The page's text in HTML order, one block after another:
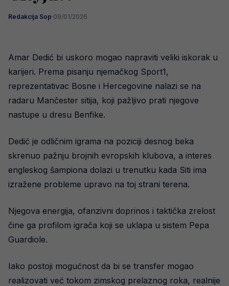
Redakcija Sop·09/01/2026
Amar Dedić bi uskoro mogao napraviti veliki iskorak u
karijeri. Prema pisanju njemačkog Sport1,
reprezentativac Bosne i Hercegovine nalazi se na
radaru Mančester sitija, koji pažljivo prati njegove
nastupe u dresu Benfike.
Dedić je odličnim igrama na poziciji desnog beka
skrenuo pažnju brojnih evropskih klubova, a interes
engleskog šampiona dolazi u trenutku kada Siti ima
izražene probleme upravo na toj strani terena.
Njegova energija, ofanzivni doprinos i taktička zrelost
čine ga profilom igrača koji se uklapa u sistem Pepa
Guardiole.
Iako postoji mogućnost da bi se transfer mogao
realizovati već tokom zimskog prelaznog roka, realnije